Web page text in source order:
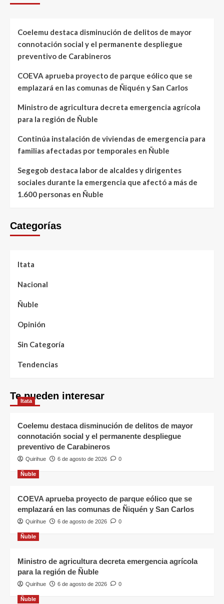
Coelemu destaca disminución de delitos de mayor
connotación social y el permanente despliegue
preventivo de Carabineros
COEVA aprueba proyecto de parque eólico que se
emplazará en las comunas de Ñiquén y San Carlos
Ministro de agricultura decreta emergencia agrícola
para la región de Ñuble
Continúa instalación de viviendas de emergencia para
familias afectadas por temporales en Ñuble
Segegob destaca labor de alcaldes y dirigentes
sociales durante la emergencia que afectó a más de
1.600 personas en Ñuble
Categorías
Itata
Nacional
Ñuble
Opinión
Sin Categoría
Tendencias
Te pueden interesar
Itata
Coelemu destaca disminución de delitos de mayor
connotación social y el permanente despliegue
preventivo de Carabineros
Quirihue 6 de agosto de 2026 0
Ñuble
COEVA aprueba proyecto de parque eólico que se
emplazará en las comunas de Ñiquén y San Carlos
Quirihue 6 de agosto de 2026 0
Ñuble
Ministro de agricultura decreta emergencia agrícola
para la región de Ñuble
Quirihue 6 de agosto de 2026 0
Ñuble